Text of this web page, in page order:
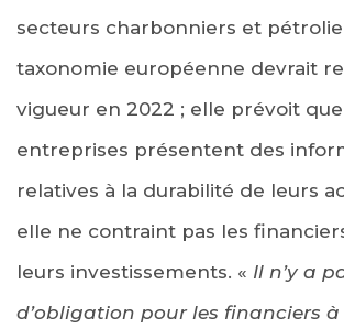
secteurs charbonniers et
taxonomie européenne devrait
vigueur en 2022 ; elle prévoit
entreprises présentent des
relatives à la durabilité de leurs
elle ne contraint pas les
leurs investissements. « Il n’y a
d’obligation pour les financiers